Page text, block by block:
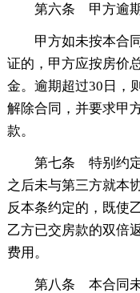
第六条 甲方逾期
甲方如未按本合
证的，甲方应按房价
金。逾期超过30日，
解除合同，并要求甲
款。
第七条 特别约
之后未与第三方就本
反本条约定的，既使
乙方已交房款的双倍
费用。
第八条 本合同未